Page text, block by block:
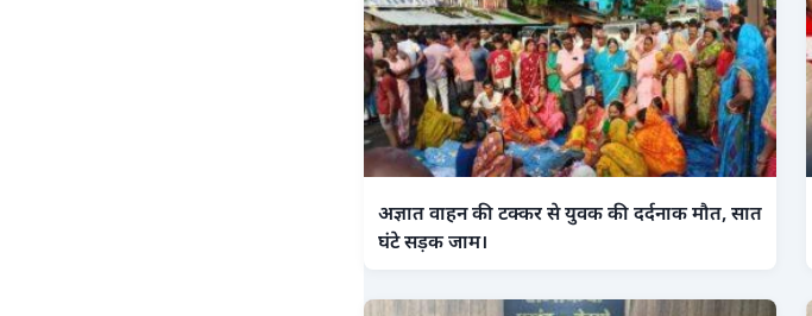
अज्ञात वाहन की टक्कर से युवक की दर्दनाक मौत, सात
घंटे सड़क जाम।